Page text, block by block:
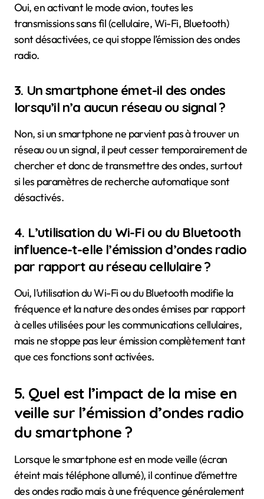
Oui, en activant le mode avion, toutes les
transmissions sans fil (cellulaire, Wi-Fi, Bluetooth)
sont désactivées, ce qui stoppe l’émission des ondes
radio.
3. Un smartphone émet-il des ondes
lorsqu’il n’a aucun réseau ou signal ?
Non, si un smartphone ne parvient pas à trouver un
réseau ou un signal, il peut cesser temporairement de
chercher et donc de transmettre des ondes, surtout
si les paramètres de recherche automatique sont
désactivés.
4. L’utilisation du Wi-Fi ou du Bluetooth
influence-t-elle l’émission d’ondes radio
par rapport au réseau cellulaire ?
Oui, l’utilisation du Wi-Fi ou du Bluetooth modifie la
fréquence et la nature des ondes émises par rapport
à celles utilisées pour les communications cellulaires,
mais ne stoppe pas leur émission complètement tant
que ces fonctions sont activées.
5. Quel est l’impact de la mise en
veille sur l’émission d’ondes radio
du smartphone ?
Lorsque le smartphone est en mode veille (écran
éteint mais téléphone allumé), il continue d’émettre
des ondes radio mais à une fréquence généralement